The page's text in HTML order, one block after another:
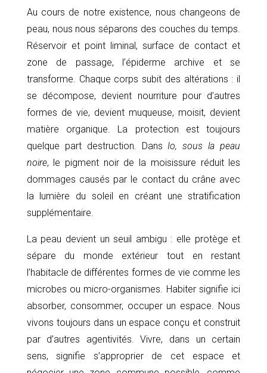
Au cours de notre existence, nous changeons de
peau, nous nous séparons des couches du temps.
Réservoir et point liminal, surface de contact et
zone de passage, l’épiderme archive et se
transforme. Chaque corps subit des altérations : il
se décompose, devient nourriture pour d’autres
formes de vie, devient muqueuse, moisit, devient
matière organique. La protection est toujours
quelque part destruction. DansIo, sous la peau
noire, le pigment noir de la moisissure réduit les
dommages causés par le contact du crâne avec
la lumière du soleil en créant une stratification
supplémentaire.
La peau devient un seuil ambigu : elle protège et
sépare du monde extérieur tout en restant
l’habitacle de différentes formes de vie comme les
microbes ou micro-organismes. Habiter signifie ici
absorber, consommer, occuper un espace. Nous
vivons toujours dans un espace conçu et construit
par d’autres agentivités. Vivre, dans un certain
sens, signifie s’approprier de cet espace et